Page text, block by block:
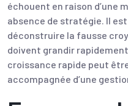
échouent en raison d’une
absence de stratégie. Il
déconstruire la fausse
doivent grandir
croissance rapide peut
accompagnée d’une